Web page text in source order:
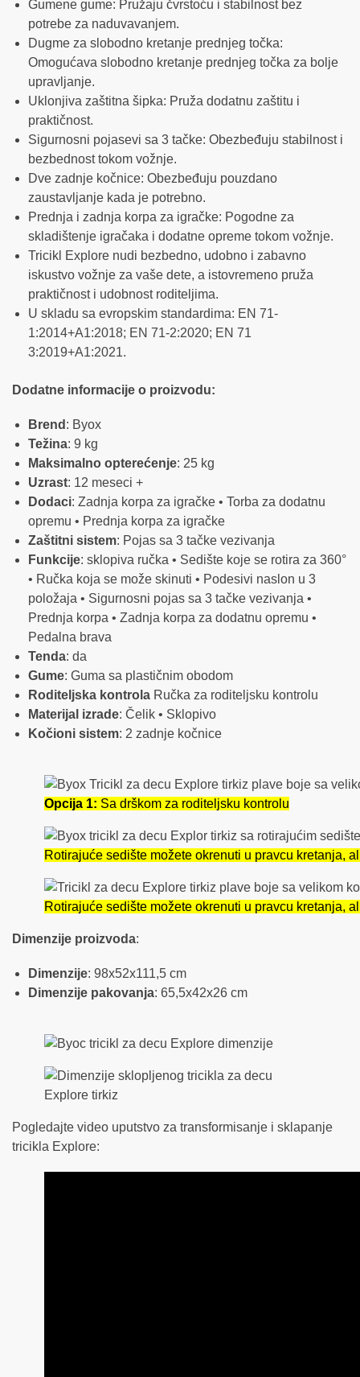
Gumene gume: Pružaju čvrstoću i stabilnost bez
potrebe za naduvavanjem.
Dugme za slobodno kretanje prednjeg točka:
Omogućava slobodno kretanje prednjeg točka za bolje
upravljanje.
Uklonjiva zaštitna šipka: Pruža dodatnu zaštitu i
praktičnost.
Sigurnosni pojasevi sa 3 tačke: Obezbeđuju stabilnost i
bezbednost tokom vožnje.
Dve zadnje kočnice: Obezbeđuju pouzdano
zaustavljanje kada je potrebno.
Prednja i zadnja korpa za igračke: Pogodne za
skladištenje igračaka i dodatne opreme tokom vožnje.
Tricikl Explore nudi bezbedno, udobno i zabavno
iskustvo vožnje za vaše dete, a istovremeno pruža
praktičnost i udobnost roditeljima.
U skladu sa evropskim standardima: EN 71-
1:2014+A1:2018; EN 71-2:2020; EN 71
3:2019+A1:2021.
Dodatne informacije o proizvodu:
Brend : Byox
Težina: 9 kg
Maksimalno opterećenje: 25 kg
Uzrast: 12 meseci +
Dodaci: Zadnja korpa za igračke • Torba za dodatnu
opremu • Prednja korpa za igračke
Zaštitni sistem: Pojas sa 3 tačke vezivanja
Funkcije: sklopiva ručka • Sedište koje se rotira za 360°
• Ručka koja se može skinuti • Podesivi naslon u 3
položaja • Sigurnosni pojas sa 3 tačke vezivanja •
Prednja korpa • Zadnja korpa za dodatnu opremu •
Pedalna brava
Tenda: da
Gume: Guma sa plastičnim obodom
Roditeljska kontrola Ručka za roditeljsku kontrolu
Materijal izrade: Čelik • Sklopivo
Kočioni sistem: 2 zadnje kočnice
Opcija 1: Sa drškom za roditeljsku kontrolu
Rotirajuće sedište možete okrenuti u pravcu kretanja,
Rotirajuće sedište možete okrenuti u pravcu kretanja,
Dimenzije proizvoda:
Dimenzije: 98x52x111,5 cm
Dimenzije pakovanja: 65,5x42x26 cm
Pogledajte video uputstvo za transformisanje i sklapanje
tricikla Explore: